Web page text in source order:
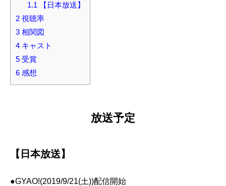
1.1 【日本放送】
2 視聴率
3 相関図
4 キャスト
5 受賞
6 感想
放送予定
【日本放送】
●GYAO!(2019/9/21(土))配信開始